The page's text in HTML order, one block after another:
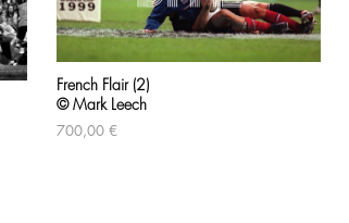
French Flair (2)
© Mark Leech
700,00 €